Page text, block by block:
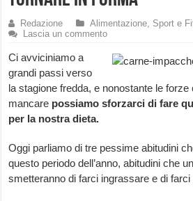
Redazione Alimentazione, Sport e
Lascia un commento
Ci avviciniamo a
grandi passi verso
la stagione fredda, e nonostante le forze
mancare possiamo sforzarci di fare
per la nostra dieta.
Oggi parliamo di tre pessime abitudini
questo periodo dell’anno, abitudini che
smetteranno di farci ingrassare e di farci